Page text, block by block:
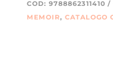
COD: 9788862311410
MEMOIR, CATALOGO